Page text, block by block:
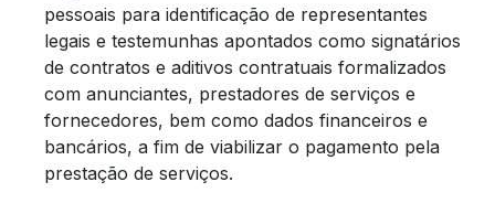
pessoais para identificação de representantes
legais e testemunhas apontados como signatários
de contratos e aditivos contratuais formalizados
com anunciantes, prestadores de serviços e
fornecedores, bem como dados financeiros e
bancários, a fim de viabilizar o pagamento pela
prestação de serviços.